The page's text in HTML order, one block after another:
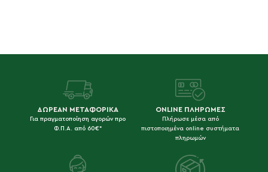
ΔΩΡΕΑΝ ΜΕΤΑΦΟΡΙΚΑ
Για πραγματοποίηση αγορών προ
Φ.Π.Α. από 60€*
ONLINE ΠΛΗΡΩΜΕΣ
Πλήρωσε μέσα από
πιστοποιημένα online συστήματα
πληρωμών